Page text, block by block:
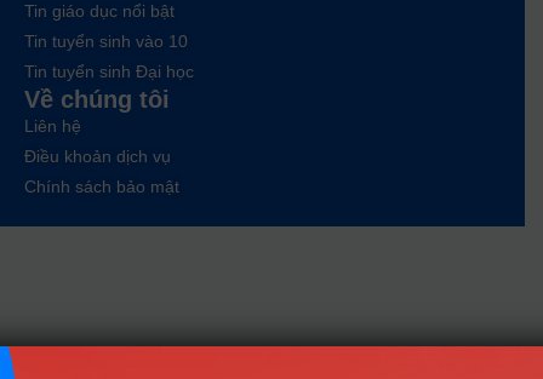
Tin giáo dục nổi bật
Tin tuyển sinh vào 10
Tin tuyển sinh Đại học
Về chúng tôi
Liên hệ
Điều khoản dịch vụ
Chính sách bảo mật